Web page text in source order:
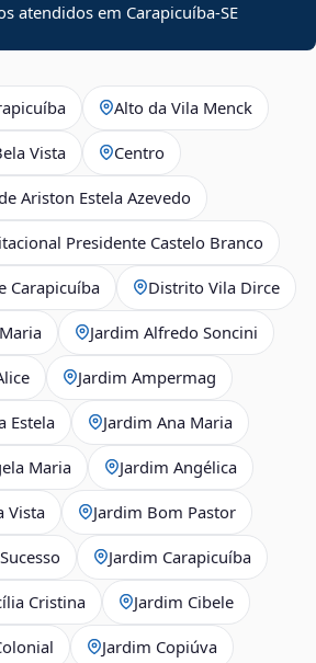
atendidos em Carapicuíba-SE
Alto da Vila Menck
Vista Centro
Ariston Estela Azevedo
Presidente Castelo Branco
Carapicuíba Distrito Vila Dirce
Jardim Alfredo Soncini
Jardim Ampermag
Estela Jardim Ana Maria
Maria Jardim Angélica
Vista Jardim Bom Pastor
Jardim Carapicuíba
Cristina Jardim Cibele
Jardim Copiúva